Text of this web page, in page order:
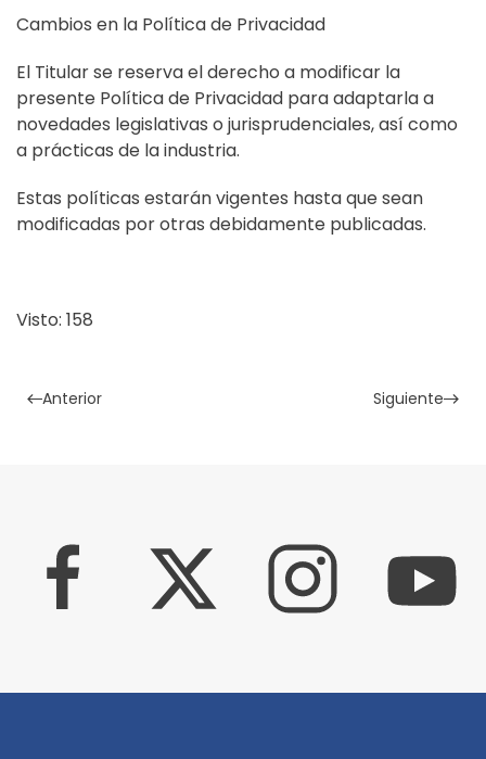
Cambios en la Política de Privacidad
El Titular se reserva el derecho a modificar la
presente Política de Privacidad para adaptarla a
novedades legislativas o jurisprudenciales, así como
a prácticas de la industria.
Estas políticas estarán vigentes hasta que sean
modificadas por otras debidamente publicadas.
Visto: 158
Anterior Siguiente